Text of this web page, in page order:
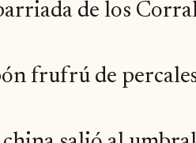
de los
frufrú de